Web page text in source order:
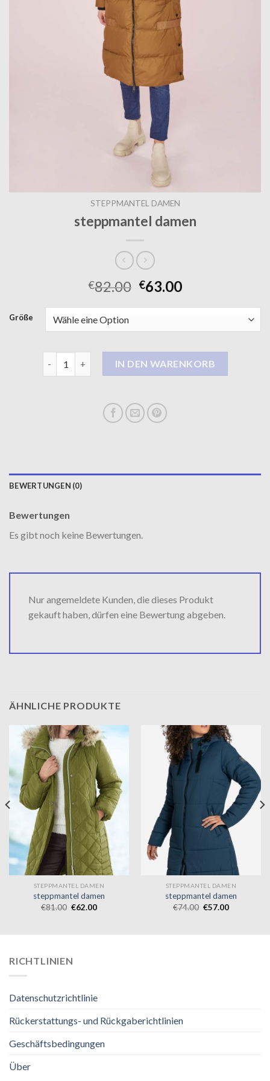
STEPPMANTEL DAMEN
steppmantel damen
€82.00 €63.00
Größe
steppmantel damen MengeIN DEN WARENKORB
BEWERTUNGEN (0)
Bewertungen
Es gibt noch keine Bewertungen.
Nur angemeldete Kunden, die dieses Produkt
gekauft haben, dürfen eine Bewertung abgeben.
ÄHNLICHE PRODUKTE
STEPPMANTEL DAMEN
steppmantel damen
€81.00 €62.00
STEPPMANTEL DAMEN
steppmantel damen
€74.00 €57.00
RICHTLINIEN
Datenschutzrichtlinie
Rückerstattungs- und Rückgaberichtlinien
Geschäftsbedingungen
Über